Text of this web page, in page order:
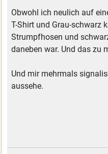
Obwohl ich neulich auf
T-Shirt und Grau-schwarz
Strumpfhosen und
daneben war. Und das zu
Und mir mehrmals
aussehe.